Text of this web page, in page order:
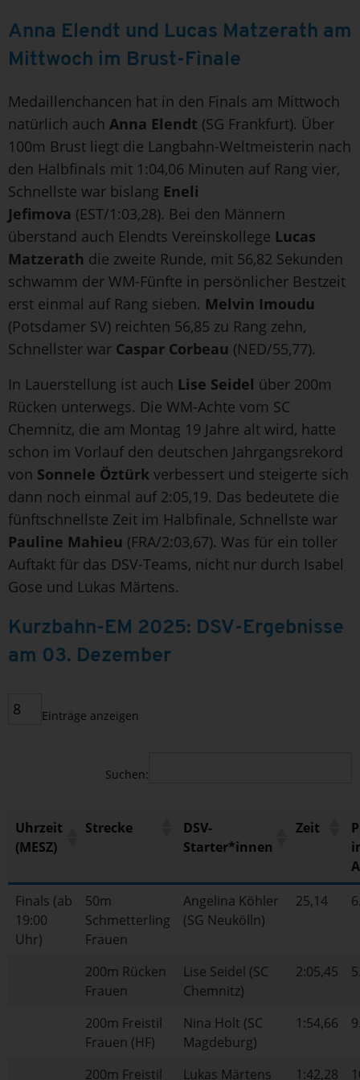
Anna Elendt und Lucas Matzerath am
Mittwoch im Brust-Finale
Medaillenchancen hat in den Finals am Mittwoch
natürlich auch Anna Elendt (SG Frankfurt). Über
100m Brust liegt die Langbahn-Weltmeisterin nach
den Halbfinals mit 1:04,06 Minuten auf Rang vier,
Schnellste war bislang Eneli
Jefimova (EST/1:03,28). Bei den Männern
überstand auch Elendts Vereinskollege Lucas
Matzerath die zweite Runde, mit 56,82 Sekunden
schwamm der WM-Fünfte in persönlicher Bestzeit
erst einmal auf Rang sieben. Melvin Imoudu
(Potsdamer SV) reichten 56,85 zu Rang zehn,
Schnellster war Caspar Corbeau (NED/55,77).
In Lauerstellung ist auch Lise Seidel über 200m
Rücken unterwegs. Die WM-Achte vom SC
Chemnitz, die am Montag 19 Jahre alt wird, hatte
schon im Vorlauf den deutschen Jahrgangsrekord
von Sonnele Öztürk verbessert und steigerte sich
dann noch einmal auf 2:05,19. Das bedeutete die
fünftschnellste Zeit im Halbfinale, Schnellste war
Pauline Mahieu (FRA/2:03,67). Was für ein toller
Auftakt für das DSV-Teams, nicht nur durch Isabel
Gose und Lukas Märtens.
Kurzbahn-EM 2025: DSV-Ergebnisse
am 03. Dezember
Einträge anzeigen
Suchen:
Uhrzeit
(MESZ)
Strecke
DSV-
Starter*innen
Zeit
Finals (ab
19:00
Uhr)
50m
Schmetterling
Frauen
Angelina Köhler
(SG Neukölln)
25,14
200m Rücken
Frauen
Lise Seidel (SC
Chemnitz)
2:05,45
200m Freistil
Frauen (HF)
Nina Holt (SC
Magdeburg)
1:54,66
200m Freistil Lukas Märtens 1:42,28